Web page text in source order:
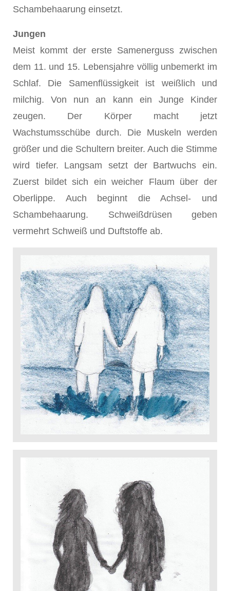
Schambehaarung einsetzt.
Jungen
Meist kommt der erste Samenerguss zwischen
dem 11. und 15. Lebensjahre völlig unbemerkt im
Schlaf. Die Samenflüssigkeit ist weißlich und
milchig. Von nun an kann ein Junge Kinder
zeugen. Der Körper macht jetzt
Wachstumsschübe durch. Die Muskeln werden
größer und die Schultern breiter. Auch die Stimme
wird tiefer. Langsam setzt der Bartwuchs ein.
Zuerst bildet sich ein weicher Flaum über der
Oberlippe. Auch beginnt die Achsel- und
Schambehaarung. Schweißdrüsen geben
vermehrt Schweiß und Duftstoffe ab.